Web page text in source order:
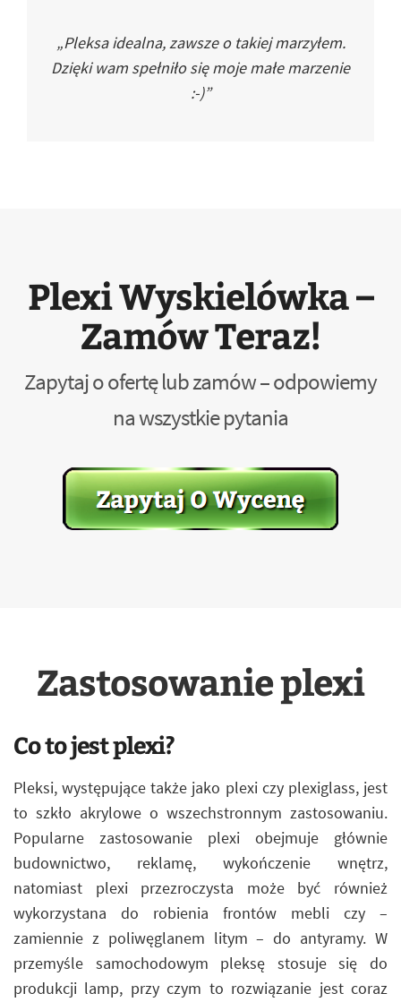
„Pleksa idealna, zawsze o takiej marzyłem.
Dzięki wam spełniło się moje małe marzenie
:-)”
Plexi Wyskielówka –
Zamów Teraz!
Zapytaj o ofertę lub zamów – odpowiemy
na wszystkie pytania
Zastosowanie plexi
Co to jest plexi?
Pleksi, występujące także jako plexi czy plexiglass, jest
to szkło akrylowe o wszechstronnym zastosowaniu.
Popularne zastosowanie plexi obejmuje głównie
budownictwo, reklamę, wykończenie wnętrz,
natomiast plexi przezroczysta może być również
wykorzystana do robienia frontów mebli czy –
zamiennie z poliwęglanem litym – do antyramy. W
przemyśle samochodowym pleksę stosuje się do
produkcji lamp, przy czym to rozwiązanie jest coraz